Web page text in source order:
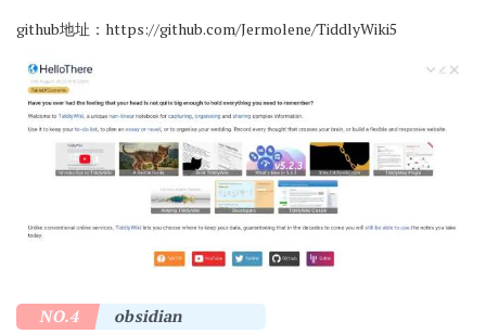
github地址： https://github.com/Jermolene/TiddlyWiki5
NO.4 obsidian